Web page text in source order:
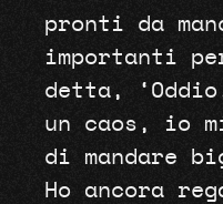
pronti da
importanti
detta,
un caos, io
di mandare
Ho ancora